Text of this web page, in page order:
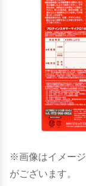
※画像はイメー
がございます。